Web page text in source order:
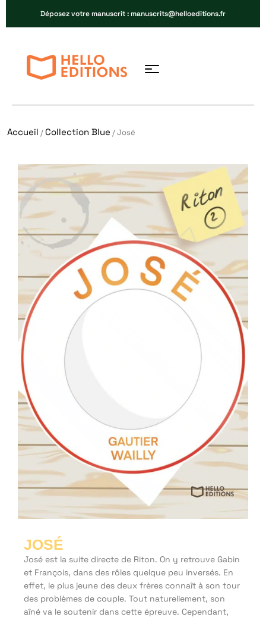
Déposez votre manuscrit : manuscrits@helloeditions.fr
Accueil /Collection Blue / José
JOSÉ
José est la suite directe de Riton. On y retrouve Gabin
et François, dans des rôles quelque peu inversés. En
effet, le plus jeune des deux frères connaît à son tour
des problèmes de couple. Tout naturellement, son
aîné va le soutenir dans cette épreuve. Cependant,